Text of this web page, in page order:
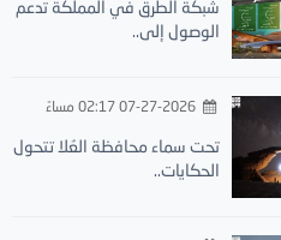
شبكة الطرق في المملكة تدعم
الوصول إلى..
تحت سماء محافظة العُلا تتحول
الحكايات..